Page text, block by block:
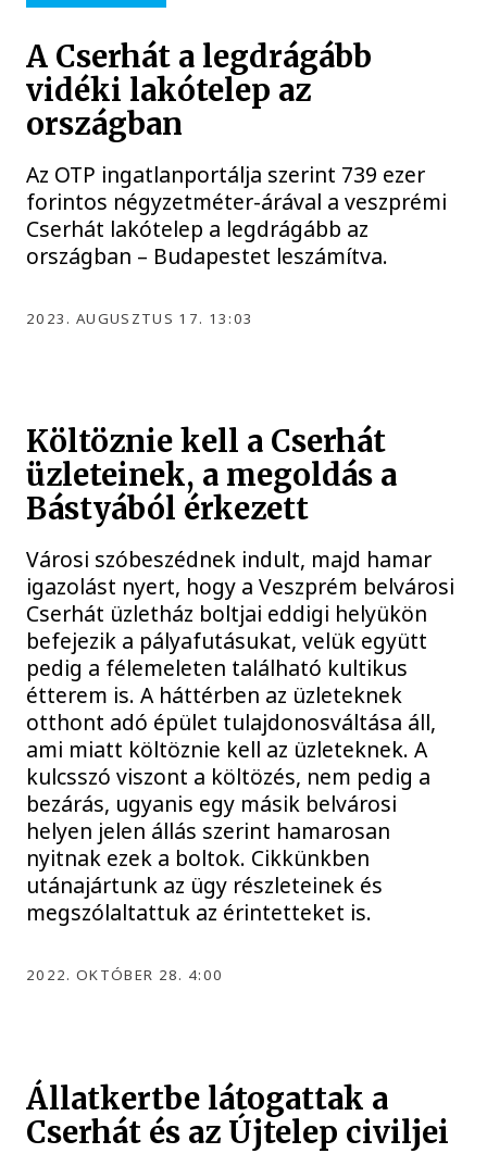
A Cserhát a legdrágább
vidéki lakótelep az
országban
Az OTP ingatlanportálja szerint 739 ezer
forintos négyzetméter-árával a veszprémi
Cserhát lakótelep a legdrágább az
országban – Budapestet leszámítva.
2023. AUGUSZTUS 17. 13:03
Költöznie kell a Cserhát
üzleteinek, a megoldás a
Bástyából érkezett
Városi szóbeszédnek indult, majd hamar
igazolást nyert, hogy a Veszprém belvárosi
Cserhát üzletház boltjai eddigi helyükön
befejezik a pályafutásukat, velük együtt
pedig a félemeleten található kultikus
étterem is. A háttérben az üzleteknek
otthont adó épület tulajdonosváltása áll,
ami miatt költöznie kell az üzleteknek. A
kulcsszó viszont a költözés, nem pedig a
bezárás, ugyanis egy másik belvárosi
helyen jelen állás szerint hamarosan
nyitnak ezek a boltok. Cikkünkben
utánajártunk az ügy részleteinek és
megszólaltattuk az érintetteket is.
2022. OKTÓBER 28. 4:00
Állatkertbe látogattak a
Cserhát és az Újtelep civiljei